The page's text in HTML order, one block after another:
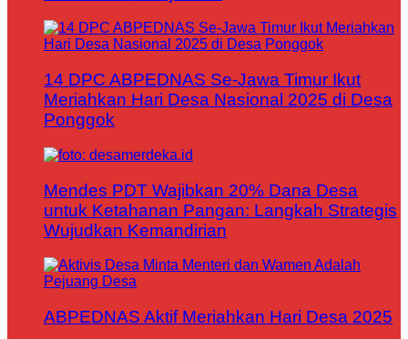
14 DPC ABPEDNAS Se-Jawa Timur Ikut
Meriahkan Hari Desa Nasional 2025 di Desa
Ponggok
Mendes PDT Wajibkan 20% Dana Desa
untuk Ketahanan Pangan: Langkah Strategis
Wujudkan Kemandirian
ABPEDNAS Aktif Meriahkan Hari Desa 2025